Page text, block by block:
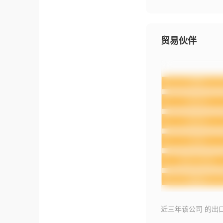
贸易伙伴
近三年该公司 的出